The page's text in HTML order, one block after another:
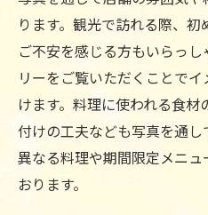
ります。観光で訪れる際、
ご不安を感じる方もいらっ
リーをご覧いただくことで
けます。料理に使われる食
付けの工夫なども写真を通
異なる料理や期間限定メニ
おります。